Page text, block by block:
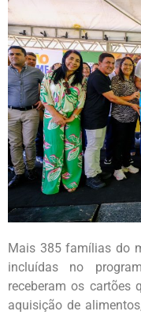
Mais 385 famílias do
incluídas no
receberam os cartões
aquisição de